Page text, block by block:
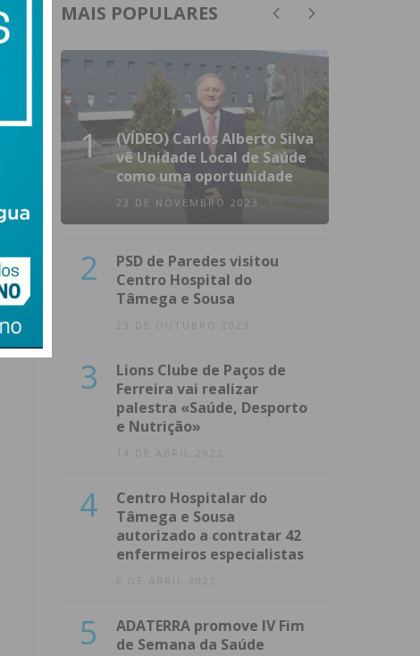
MAIS POPULARES
1
(VÍDEO) Carlos Alberto Silva
vê Unidade Local de Saúde
como uma oportunidade
23 DE NOVEMBRO 2023
2
PSD de Paredes visitou
Centro Hospital do
Tâmega e Sousa
23 DE OUTUBRO 2023
3
Lions Clube de Paços de
Ferreira vai realizar
palestra «Saúde, Desporto
e Nutrição»
14 DE ABRIL 2022
4
Centro Hospitalar do
Tâmega e Sousa
autorizado a contratar 42
enfermeiros especialistas
8 DE ABRIL 2022
5
ADATERRA promove IV Fim
de Semana da Saúde